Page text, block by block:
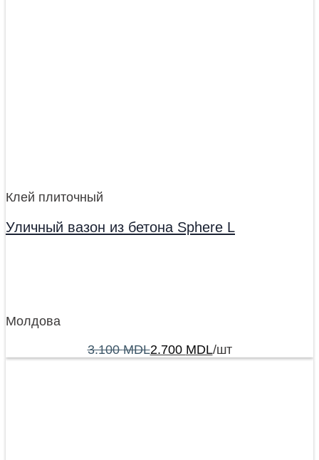
Клей плиточный
Уличный вазон из бетона Sphere L
Молдова
3.100MDL2.700 MDL/шт